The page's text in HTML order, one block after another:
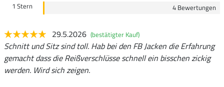
1 Stern
4 Bewertungen
29.5.2026 (bestätigter Kauf)
Schnitt und Sitz sind toll. Hab bei den FB Jacken die Erfahrung
gemacht dass die Reißverschlüsse schnell ein bisschen zickig
werden. Wird sich zeigen.